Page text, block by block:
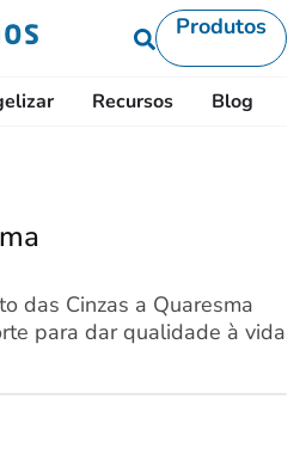
Produtos
Recursos Blog
das Cinzas a Quaresma
para dar qualidade à vida